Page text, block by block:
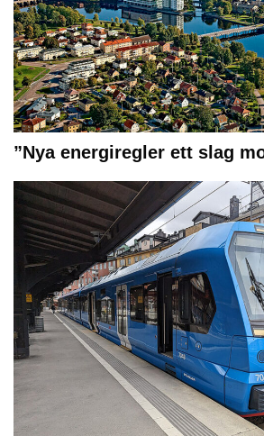
”Nya energiregler ett slag